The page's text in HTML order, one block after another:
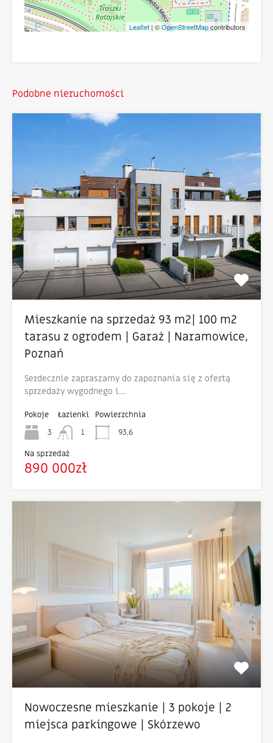
Leaflet| ©OpenStreetMapcontributors
Podobne nieruchomości
Mieszkanie na sprzedaż 93 m2| 100 m2
tarasu z ogrodem | Garaż | Naramowice,
Poznań
Serdecznie zapraszamy do zapoznania się z ofertą
sprzedaży wygodnego i…
Pokoje
3
Łazienki
1
Powierzchnia
93,6
Na sprzedaż
890 000zł
Nowoczesne mieszkanie | 3 pokoje | 2
miejsca parkingowe | Skórzewo